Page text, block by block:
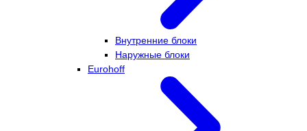
Внутренние блоки
Наружные блоки
Eurohoff